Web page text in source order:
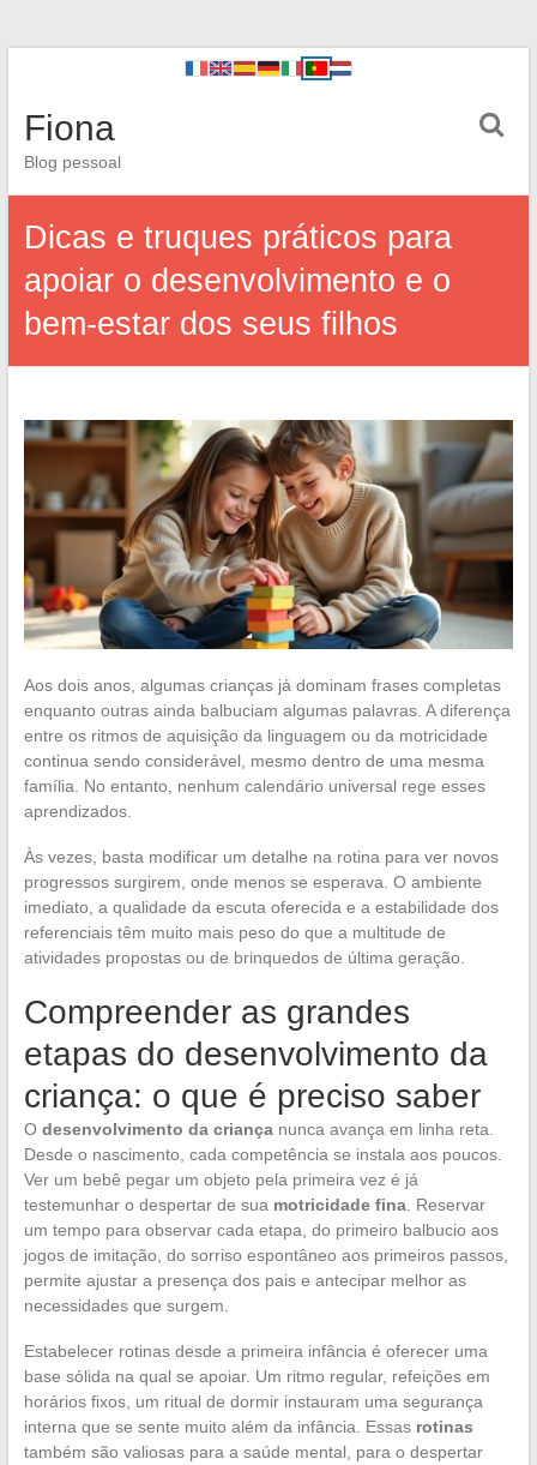
Fiona
Blog pessoal
Dicas e truques práticos para
apoiar o desenvolvimento e o
bem-estar dos seus filhos
Aos dois anos, algumas crianças já dominam frases completas
enquanto outras ainda balbuciam algumas palavras. A diferença
entre os ritmos de aquisição da linguagem ou da motricidade
continua sendo considerável, mesmo dentro de uma mesma
família. No entanto, nenhum calendário universal rege esses
aprendizados.
Às vezes, basta modificar um detalhe na rotina para ver novos
progressos surgirem, onde menos se esperava. O ambiente
imediato, a qualidade da escuta oferecida e a estabilidade dos
referenciais têm muito mais peso do que a multitude de
atividades propostas ou de brinquedos de última geração.
Compreender as grandes
etapas do desenvolvimento da
criança: o que é preciso saber
O desenvolvimento da criançanunca avança em linha reta.
Desde o nascimento, cada competência se instala aos poucos.
Ver um bebê pegar um objeto pela primeira vez é já
testemunhar o despertar de sua motricidade fina. Reservar
um tempo para observar cada etapa, do primeiro balbucio aos
jogos de imitação, do sorriso espontâneo aos primeiros passos,
permite ajustar a presença dos pais e antecipar melhor as
necessidades que surgem.
Estabelecer rotinas desde a primeira infância é oferecer uma
base sólida na qual se apoiar. Um ritmo regular, refeições em
horários fixos, um ritual de dormir instauram uma segurança
interna que se sente muito além da infância. Essas rotinas
também são valiosas para a saúde mental, para o despertar